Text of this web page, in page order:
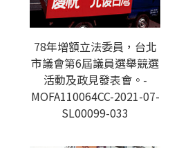
78年增額立法委員，台北
市議會第6屆議員選舉競選
活動及政見發表會。-
MOFA110064CC-2021-07-
SL00099-033